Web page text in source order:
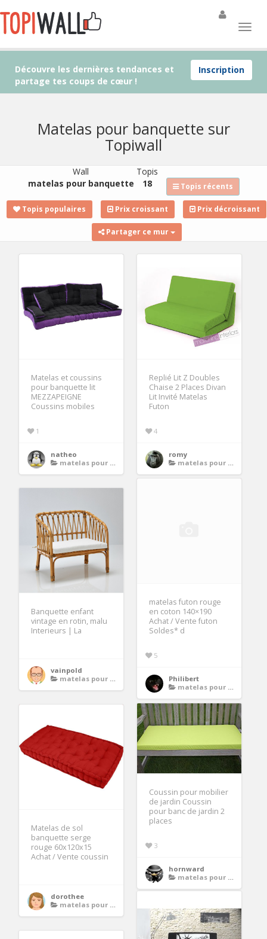
Inscription
Découvre les dernières tendances et
partage tes coups de cœur !
Matelas pour banquette sur
Topiwall
Wall
matelas pour banquette
Topis
18
Topis récents
Topis populaires Prix croissant Prix décroissant
Partager ce mur
Matelas et coussins
pour banquette lit
MEZZAPEIGNE
Coussins mobiles
1
natheo
matelas pour banquette
Replié Lit Z Doubles
Chaise 2 Places Divan
Lit Invité Matelas
Futon
4
romy
matelas pour banquette
matelas futon rouge
en coton 140×190
Achat / Vente futon
Soldes* d
5
Philibert
matelas pour banquette
Banquette enfant
vintage en rotin, malu
Interieurs | La
vainpold
matelas pour banquette
Coussin pour mobilier
de jardin Coussin
pour banc de jardin 2
places
3
hornward
matelas pour banquette
Matelas de sol
banquette serge
rouge 60x120x15
Achat / Vente coussin
dorothee
matelas pour banquette